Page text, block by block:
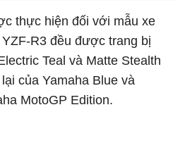
thực hiện đối với mẫu xe
R3 đều được trang bị
Teal và Matte Stealth
của Yamaha Blue và
MotoGP Edition.